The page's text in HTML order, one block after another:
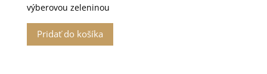
výberovou zeleninou
Pridať do košíka